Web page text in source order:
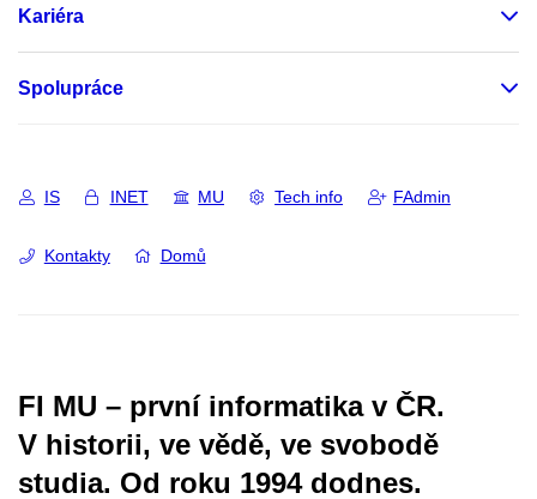
Kariéra
Spolupráce
IS INET MU Tech info FAdmin
Kontakty Domů
FI MU – první informatika v ČR.
V historii, ve vědě, ve svobodě
studia. Od roku 1994 dodnes.